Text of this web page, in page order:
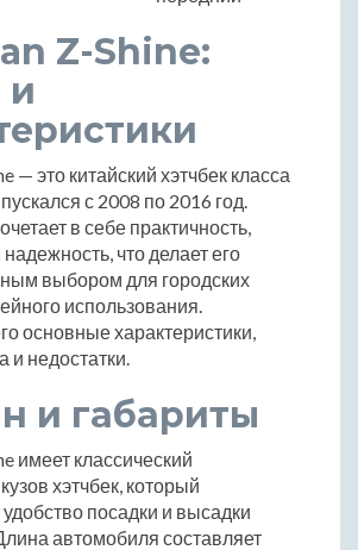
Z-Shine:
и
— это китайский хэтчбек класса
с 2008 по 2016 год.
в себе практичность,
что делает его
выбором для городских
использования.
основные характеристики,
недостатки.
и габариты
имеет классический
хэтчбек, который
посадки и высадки
автомобиля составляет